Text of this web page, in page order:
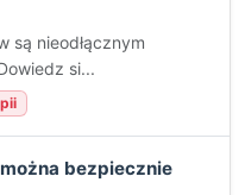
są nieodłącznym
si...
bezpiecznie